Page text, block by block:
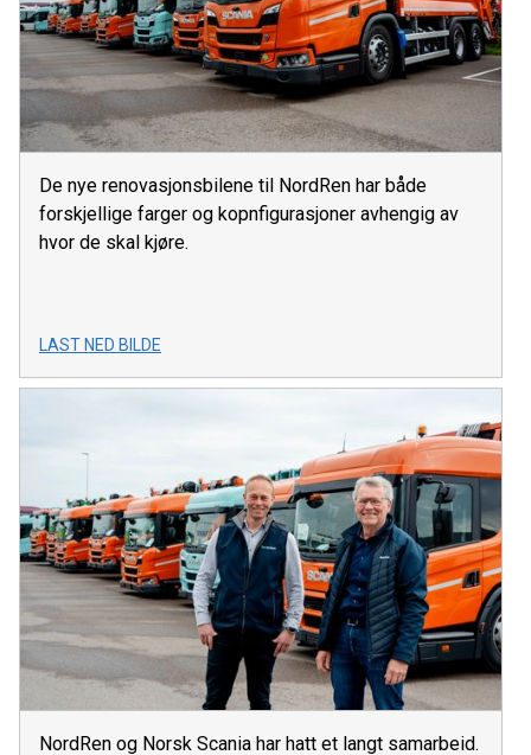
De nye renovasjonsbilene til NordRen har både
forskjellige farger og kopnfigurasjoner avhengig av
hvor de skal kjøre.
LAST NED BILDE
NordRen og Norsk Scania har hatt et langt samarbeid.